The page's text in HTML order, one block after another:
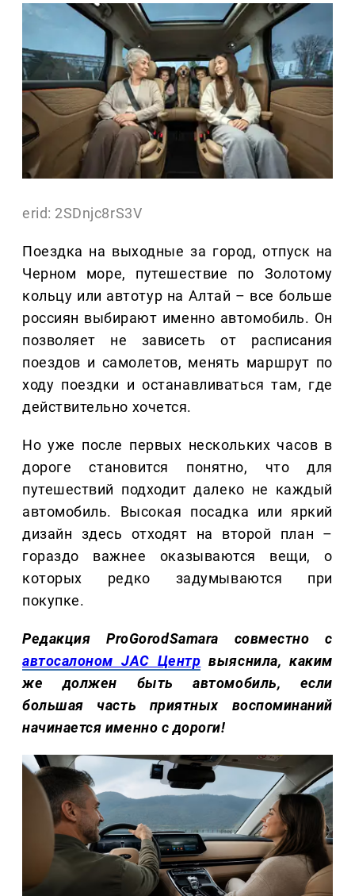
erid: 2SDnjc8rS3V
Поездка на выходные за город, отпуск на
Черном море, путешествие по Золотому
кольцу или автотур на Алтай – все больше
россиян выбирают именно автомобиль. Он
позволяет не зависеть от расписания
поездов и самолетов, менять маршрут по
ходу поездки и останавливаться там, где
действительно хочется.
Но уже после первых нескольких часов в
дороге становится понятно, что для
путешествий подходит далеко не каждый
автомобиль. Высокая посадка или яркий
дизайн здесь отходят на второй план –
гораздо важнее оказываются вещи, о
которых редко задумываются при
покупке.
Редакция ProGorodSamara совместно с
автосалоном JAC Центр выяснила, каким
же должен быть автомобиль, если
большая часть приятных воспоминаний
начинается именно с дороги!